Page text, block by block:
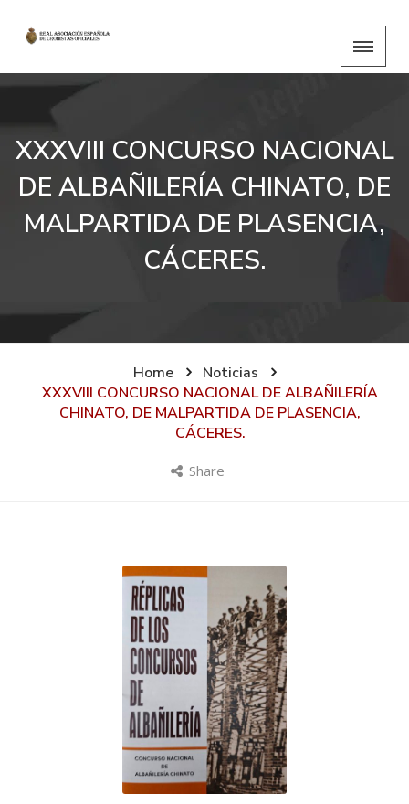
XXXVIII CONCURSO NACIONAL
DE ALBAÑILERÍA CHINATO, DE
MALPARTIDA DE PLASENCIA,
CÁCERES.
Home
Noticias
XXXVIII CONCURSO NACIONAL DE ALBAÑILERÍA
CHINATO, DE MALPARTIDA DE PLASENCIA,
CÁCERES.
Share